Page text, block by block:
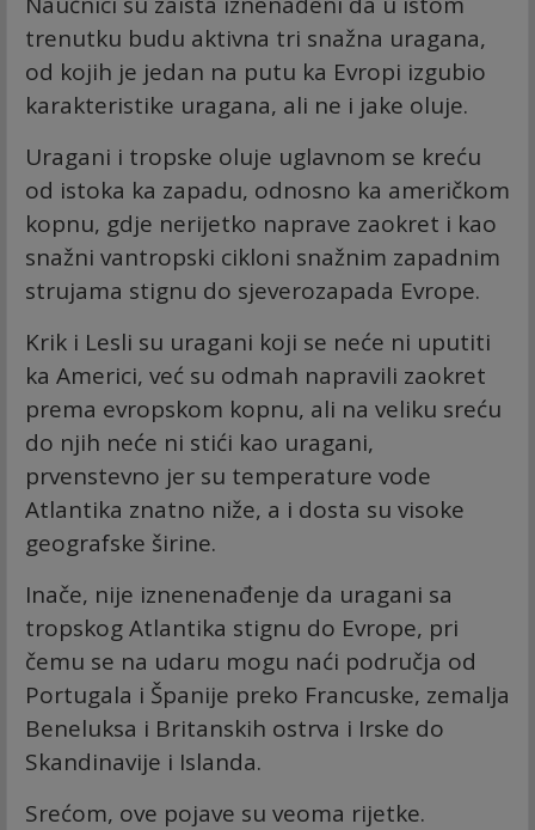
trenutku budu aktivna tri snažna uragana,
od kojih je jedan na putu ka Evropi izgubio
karakteristike uragana, ali ne i jake oluje.
Uragani i tropske oluje uglavnom se kreću
od istoka ka zapadu, odnosno ka američkom
kopnu, gdje nerijetko naprave zaokret i kao
snažni vantropski cikloni snažnim zapadnim
strujama stignu do sjeverozapada Evrope.
Krik i Lesli su uragani koji se neće ni uputiti
ka Americi, već su odmah napravili zaokret
prema evropskom kopnu, ali na veliku sreću
do njih neće ni stići kao uragani,
prvenstevno jer su temperature vode
Atlantika znatno niže, a i dosta su visoke
geografske širine.
Inače, nije iznenenađenje da uragani sa
tropskog Atlantika stignu do Evrope, pri
čemu se na udaru mogu naći područja od
Portugala i Španije preko Francuske, zemalja
Beneluksa i Britanskih ostrva i Irske do
Skandinavije i Islanda.
Srećom, ove pojave su veoma rijetke.